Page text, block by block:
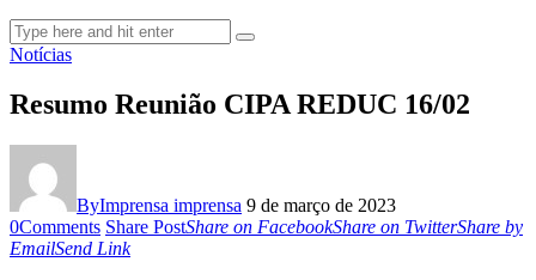
Notícias
Resumo Reunião CIPA REDUC 16/02
ByImprensa imprensa 9 de março de 2023
0Comments Share PostShare on FacebookShare on TwitterShare by
EmailSend Link